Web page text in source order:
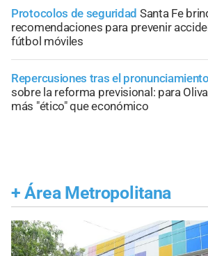
Protocolos de seguridad Santa Fe
recomendaciones para prevenir
fútbol móviles
Repercusiones tras el pronunciamiento
sobre la reforma previsional: para
más "ético" que económico
+ Área Metropolitana